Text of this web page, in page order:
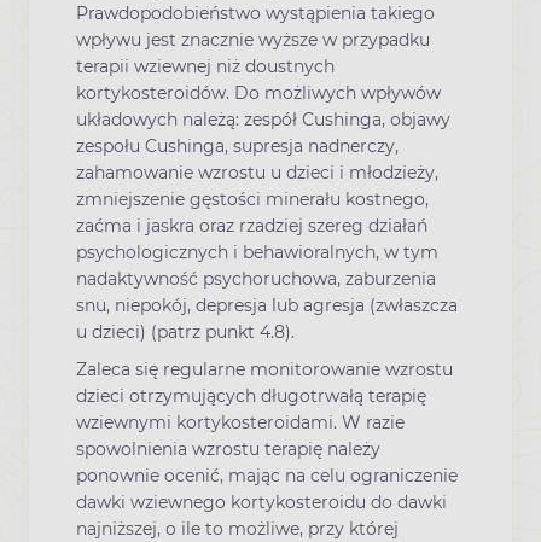
Prawdopodobieństwo wystąpienia takiego
wpływu jest znacznie wyższe w przypadku
terapii wziewnej niż doustnych
kortykosteroidów. Do możliwych wpływów
układowych należą: zespół Cushinga, objawy
zespołu Cushinga, supresja nadnerczy,
zahamowanie wzrostu u dzieci i młodzieży,
zmniejszenie gęstości minerału kostnego,
zaćma i jaskra oraz rzadziej szereg działań
psychologicznych i behawioralnych, w tym
nadaktywność psychoruchowa, zaburzenia
snu, niepokój, depresja lub agresja (zwłaszcza
u dzieci) (patrz punkt 4.8).
Zaleca się regularne monitorowanie wzrostu
dzieci otrzymujących długotrwałą terapię
wziewnymi kortykosteroidami. W razie
spowolnienia wzrostu terapię należy
ponownie ocenić, mając na celu ograniczenie
dawki wziewnego kortykosteroidu do dawki
najniższej, o ile to możliwe, przy której